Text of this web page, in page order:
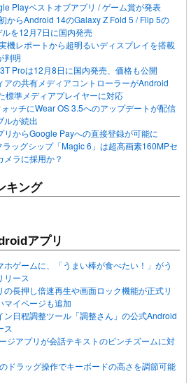
Playベストオブアプリ / ゲーム賞が発表
からAndroid 14のGalaxy Z Fold 5 / Flip 5の
を12月7日に国内発売
機レポートから超明るいディスプレイを搭載
判明
Proは12月8日に国内発売、価格も公開
アの共有メディアコントローラーがAndroid
標準メディアプレイヤーに対応
ッチにWear OS 3.5へのアップデートが配信
ルが続出
リからGoogle Payへの直接登録が可能に
ッグシップ「Magic 6」は超高画素160MPセ
メラに採用か？
キング
アプリ
ホゲームに、「うまい棒が食べたい！」がう
リース
の長押し倍速再生や画面ロック機能が正式リ
マイページも追加
ン日程調整ツール「調整さん」の公式Android
ス
ジアプリが会話テキストのピンチズームに対
ドラッグ操作でキーボードの高さを調節可能